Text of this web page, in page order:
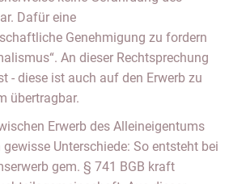
Dafür eine
Genehmigung zu fordern
An dieser Rechtsprechung
- diese ist auch auf den Erwerb zu
übertragbar.
Erwerb des Alleineigentums
Unterschiede: So entsteht bei
gem. § 741 BGB kraft